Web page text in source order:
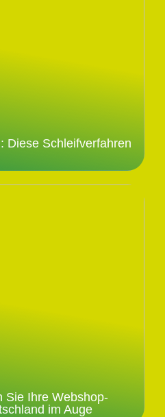
Diese Schleifverfahren
Sie Ihre Webshop-
im Auge